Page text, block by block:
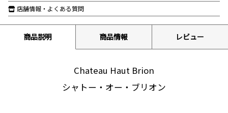
店舗情報・よくある質問
商品説明 商品情報 レビュー
Chateau Haut Brion
シャトー・オー・ブリオン